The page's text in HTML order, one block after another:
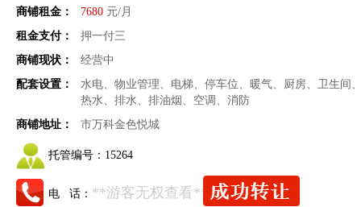
商铺租金：
7680 元/月
租金支付：
押一付三
商铺现状：
经营中
配套设置：
水电、物业管理、电梯、停车位、暖气、厨房、卫生间
热水、排水、排油烟、空调、消防
商铺地址：
市万科金色悦城
托管编号： 15264
电 话： **游客无权查看**